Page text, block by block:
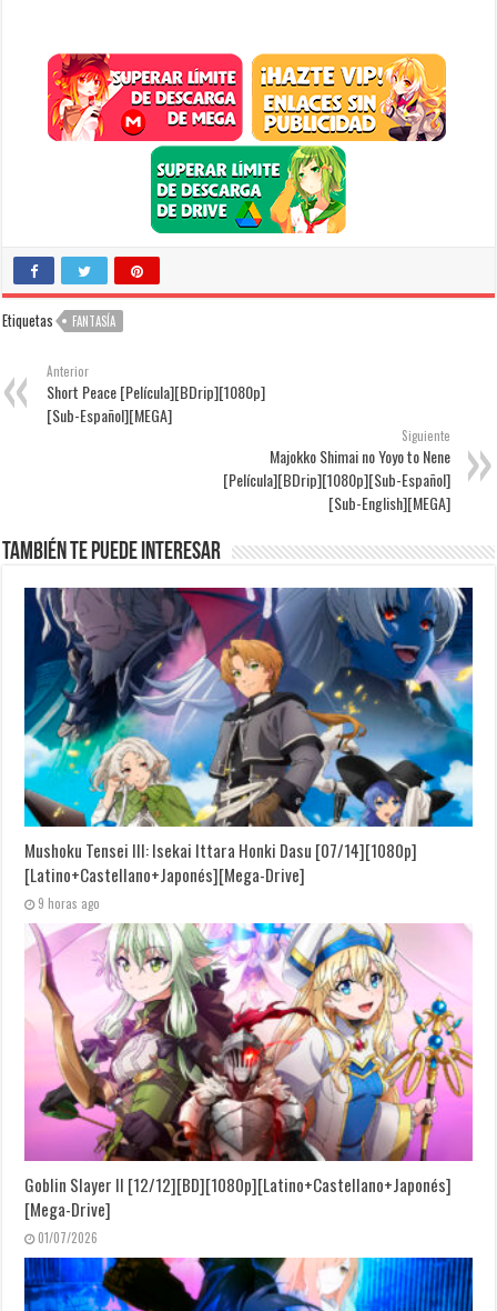
Etiquetas FANTASÍA
Anterior
Short Peace [Película][BDrip][1080p]
[Sub-Español][MEGA]
Siguiente
Majokko Shimai no Yoyo to Nene
[Película][BDrip][1080p][Sub-Español]
[Sub-English][MEGA]
También te puede interesar
Mushoku Tensei III: Isekai Ittara Honki Dasu [07/14][1080p]
[Latino+Castellano+Japonés][Mega-Drive]
9 horas ago
Goblin Slayer II [12/12][BD][1080p][Latino+Castellano+Japonés]
[Mega-Drive]
01/07/2026